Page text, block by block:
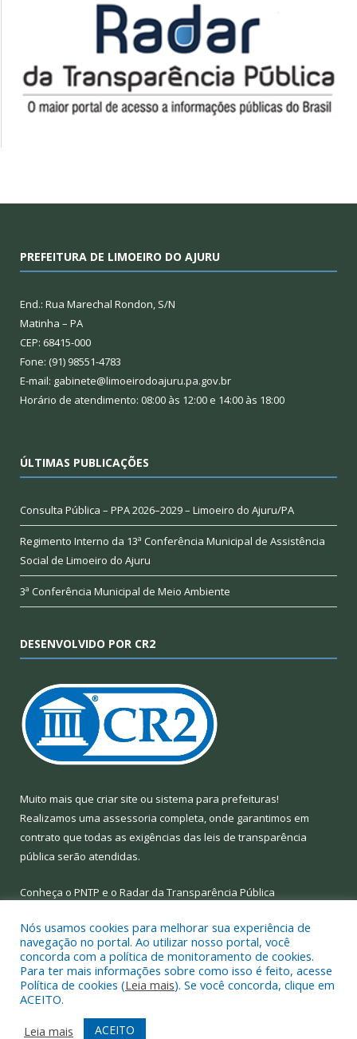
PREFEITURA DE LIMOEIRO DO AJURU
End.: Rua Marechal Rondon, S/N
Matinha – PA
CEP: 68415-000
Fone: (91) 98551-4783
E-mail: gabinete@limoeirodoajuru.pa.gov.br
Horário de atendimento: 08:00 às 12:00 e 14:00 às 18:00
ÚLTIMAS PUBLICAÇÕES
Consulta Pública – PPA 2026–2029 – Limoeiro do Ajuru/PA
Regimento Interno da 13ª Conferência Municipal de Assistência
Social de Limoeiro do Ajuru
3ª Conferência Municipal de Meio Ambiente
DESENVOLVIDO POR CR2
Muito mais que criar site ou sistema para prefeituras!
Realizamos uma assessoria completa, onde garantimos em
contrato que todas as exigências das leis de transparência
pública serão atendidas.
Conheça o PNTP e o Radar da Transparência Pública
Todos os direitos reservados a Prefeitura Municipal de Limoeiro
do Ajuru.
Mapa do Site
Acessar Área Administrativa
Nós usamos cookies para melhorar sua experiência de
navegação no portal. Ao utilizar nosso portal, você
concorda com a política de monitoramento de cookies.
Para ter mais informações sobre como isso é feito, acesse
Política de cookies (Leia mais). Se você concorda, clique em
ACEITO.
Leia mais
ACEITO